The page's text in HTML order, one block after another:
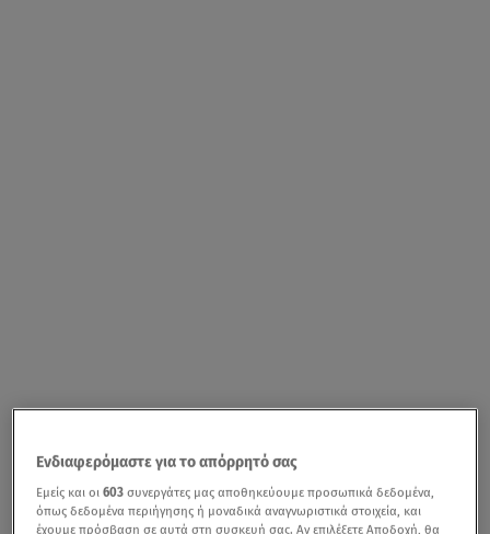
Ενδιαφερόμαστε για το απόρρητό σας
Εμείς και οι603 συνεργάτες μας αποθηκεύουμε προσωπικά δεδομένα,
όπως δεδομένα περιήγησης ή μοναδικά αναγνωριστικά στοιχεία, και
έχουμε πρόσβαση σε αυτά στη συσκευή σας. Αν επιλέξετε Αποδοχή, θα